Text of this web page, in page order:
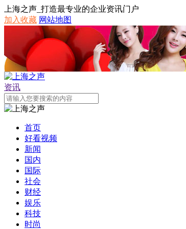
上海之声_打造最专业的企业资讯门户
加入收藏 网站地图
资讯
首页
好看视频
新闻
国内
国际
社会
财经
娱乐
科技
时尚